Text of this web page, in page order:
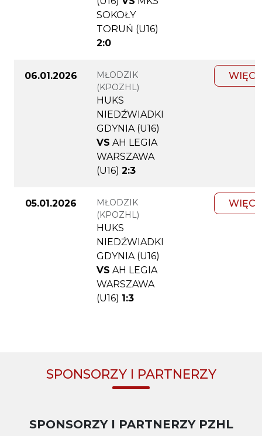
SOKOŁY
TORUŃ (U16)
2:0
06.01.2026
MŁODZIK
(KPOZHL)
HUKS
NIEDŹWIADKI
GDYNIA (U16)
VS AH LEGIA
WARSZAWA
(U16) 2:3
05.01.2026
MŁODZIK
(KPOZHL)
HUKS
NIEDŹWIADKI
GDYNIA (U16)
VS AH LEGIA
WARSZAWA
(U16) 1:3
SPONSORZY I PARTNERZY
SPONSORZY I PARTNERZY PZHL